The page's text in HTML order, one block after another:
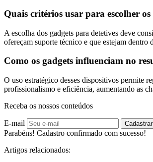
Quais critérios usar para escolher
A escolha dos gadgets para detetives deve
ofereçam suporte técnico e que estejam
Como os gadgets influenciam no
O uso estratégico desses dispositivos permite
profissionalismo e eficiência, aumentando as
Receba os nossos conteúdos
E-mail Cadastrar
Parabéns! Cadastro confirmado com sucesso!
Artigos relacionados: